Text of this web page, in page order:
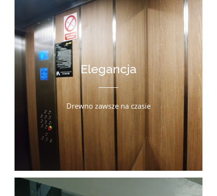
Elegancja
Drewno zawsze na czasie